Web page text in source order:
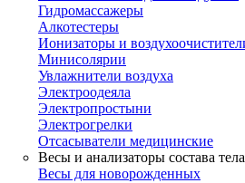
Гидромассажеры
Алкотестеры
Ионизаторы и
Минисолярии
Увлажнители воздуха
Электроодеяла
Электропростыни
Электрогрелки
Отсасыватели медицинские
Весы и анализаторы состава тела
Весы для новорожденных